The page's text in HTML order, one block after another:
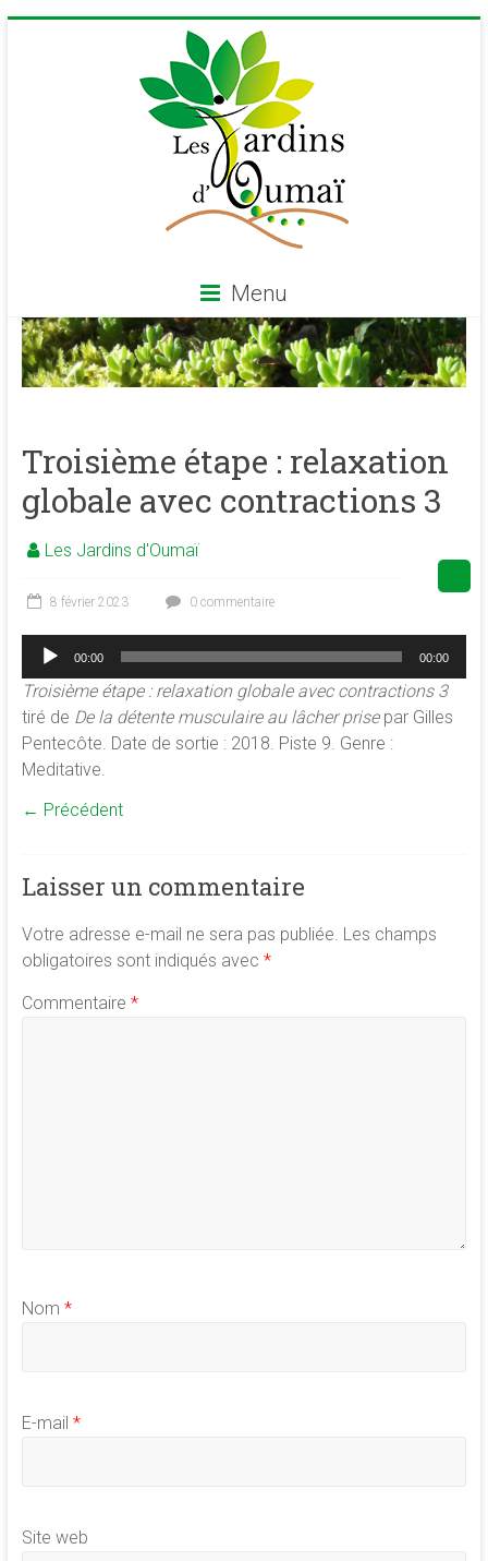
Les
Jardins
Site
d'épanouissement
de
conscience
développement
de
la
merveilleuse
association
<b/>sophrologie,
méditation
des
Menu
Troisième étape : relaxation
globale avec contractions 3
Les Jardins d'Oumaï
8 février 2023 0 commentaire
Lecteur
audio
00:00 00:00
Troisième étape : relaxation globale avec contractions 3
tiré de De la détente musculaire au lâcher prisepar Gilles
Pentecôte. Date de sortie : 2018. Piste 9. Genre :
Meditative.
← Précédent
Laisser un commentaire
Votre adresse e-mail ne sera pas publiée. Les champs
obligatoires sont indiqués avec *
Commentaire *
Nom *
E-mail *
Site web